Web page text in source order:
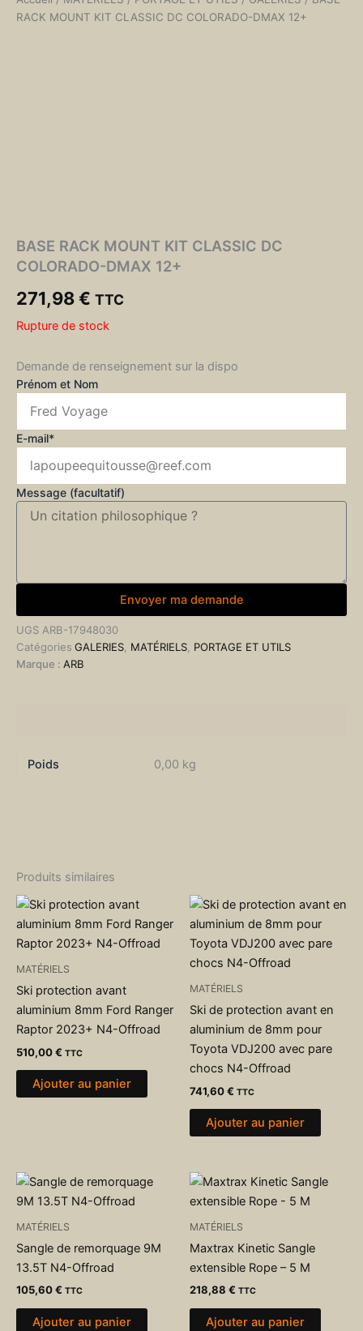
RACK MOUNT KIT CLASSIC DC COLORADO-DMAX 12+
BASE RACK MOUNT KIT CLASSIC DC
COLORADO-DMAX 12+
271,98€ TTC
Rupture de stock
Demande de renseignement sur la dispo
Prénom et Nom
E-mail*
Message (facultatif)
Envoyer ma demande
UGS ARB-17948030
Catégories GALERIES, MATÉRIELS, PORTAGE ET UTILS
Marque : ARB
Poids 0,00 kg
Produits similaires
MATÉRIELS
Ski protection avant
aluminium 8mm Ford Ranger
Raptor 2023+ N4-Offroad
510,00€ TTC
Ajouter au panier
MATÉRIELS
Ski de protection avant en
aluminium de 8mm pour
Toyota VDJ200 avec pare
chocs N4-Offroad
741,60€ TTC
Ajouter au panier
MATÉRIELS
Sangle de remorquage 9M
13.5T N4-Offroad
105,60€ TTC
Ajouter au panier
MATÉRIELS
Maxtrax Kinetic Sangle
extensible Rope – 5 M
218,88 € TTC
Ajouter au panier